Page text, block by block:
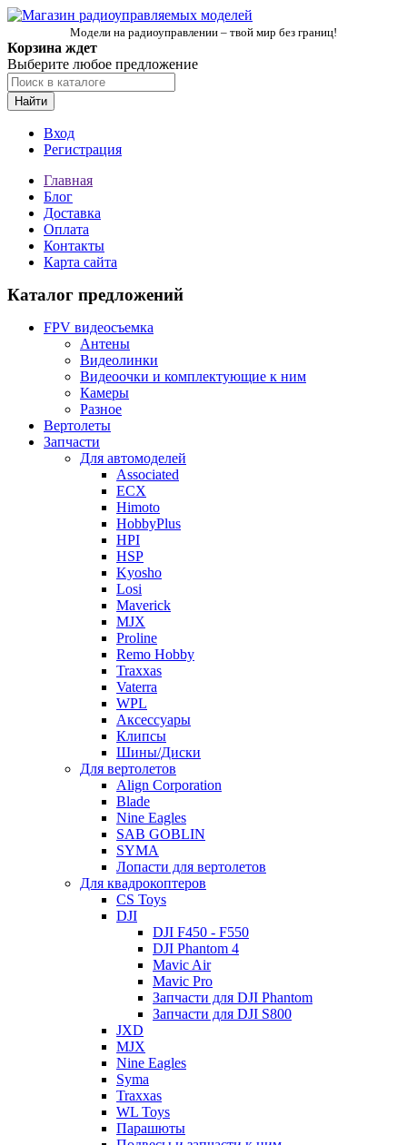
Модели на радиоуправлении – твой мир без границ!
Корзина ждет
Выберите любое предложение
Найти
Вход
Регистрация
Главная
Блог
Доставка
Оплата
Контакты
Карта сайта
Каталог предложений
FPV видеосъемка
Антены
Видеолинки
Видеоочки и комплектующие к ним
Камеры
Разное
Вертолеты
Запчасти
Для автомоделей
Associated
ECX
Himoto
HobbyPlus
HPI
HSP
Kyosho
Losi
Maverick
MJX
Proline
Remo Hobby
Traxxas
Vaterra
WPL
Аксессуары
Клипсы
Шины/Диски
Для вертолетов
Align Corporation
Blade
Nine Eagles
SAB GOBLIN
SYMA
Лопасти для вертолетов
Для квадрокоптеров
CS Toys
DJI
DJI F450 - F550
DJI Phantom 4
Mavic Air
Mavic Pro
Запчасти для DJI Phantom
Запчасти для DJI S800
JXD
MJX
Nine Eagles
Syma
Traxxas
WL Toys
Парашюты